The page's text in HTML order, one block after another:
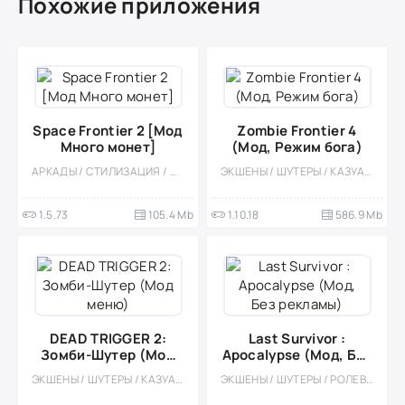
Space Frontier 2 [Мод
Много монет]
АРКАДЫ / СТИЛИЗАЦИЯ / ОДНОПОЛЬЗОВАТЕЛЬСКИЕ / ОФЛАЙН / БЕЗ КЕША / ВСТРОЕННЫЙ КЕШ / КОСМОС / МОД
1.5.73 105.4 Mb
Zombie Frontier 4
(Мод, Режим бога)
ЭКШЕНЫ / ШУТЕРЫ / КАЗУАЛЬНЫЕ / СТИЛИЗАЦИЯ / ОДНОПОЛЬЗОВАТЕЛЬСКИЕ / ОТ ПЕРВОГО ЛИЦА / ЗОМБИ / ВСТРОЕННЫЙ КЕШ / МОД / МОНСТРЫ / АПОКАЛИПСИС
1.10.18 586.9 Mb
DEAD TRIGGER 2:
Зомби-Шутер (Мод
меню)
ЭКШЕНЫ / ШУТЕРЫ / КАЗУАЛЬНЫЕ / ОДНОПОЛЬЗОВАТЕЛЬСКИЕ / СТИЛИЗАЦИЯ / ВСТРОЕННЫЙ КЕШ / МОД / ЗОМБИ / АПОКАЛИПСИС / ПРИКЛЮЧЕНИЕ / 3D / БОЛЬШАЯ / КООПЕРАТИВ / МНОГОПОЛЬЗОВАТЕЛЬСКАЯ
Last Survivor :
Apocalypse (Мод, Без
рекламы)
ЭКШЕНЫ / ШУТЕРЫ / РОЛЕВЫЕ / СТРАТЕГИИ / ЗОМБИ / АПОКАЛИПСИС / ОДНОПОЛЬЗОВАТЕЛЬСКИЕ / СТИЛИЗАЦИЯ / ВСТРОЕННЫЙ КЕШ / МОД / ВЫЖИВАНИЕ / 3D